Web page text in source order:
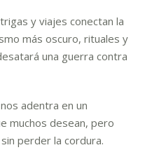
y viajes conectan la
más oscuro, rituales y
una guerra contra
adentra en un
muchos desean, pero
perder la cordura.